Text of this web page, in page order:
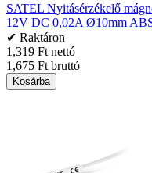
SATEL Nyitásérzékelő
12V DC 0,02A Ø10mm
✔ Raktáron
1,319 Ft nettó
1,675 Ft bruttó
Kosárba